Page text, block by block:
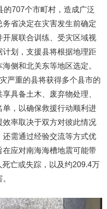
707个市町村，造成广泛
省决定在灾害发生前确定
展联合训练、受灾区域视
划，支援县将根据地理距
侧和北关东等地区选定。
严重的县将获得多个县市的
具备土木、废弃物处理、
，以确保救援行动顺利进
率取决于双方对彼此情况
需通过经验交流等方式优
应对南海海槽地震可能带
亡或失踪，以及约209.4万